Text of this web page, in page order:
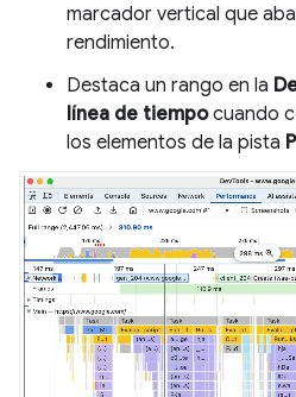
marcador vertical que
rendimiento.
Destaca un rango en la
línea de tiempocuando
los elementos de la pista